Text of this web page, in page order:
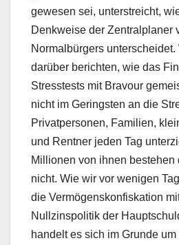
gewesen sei, unterstreicht,
Denkweise der Zentralplaner
Normalbürgers
darüber berichten, wie das
Stresstests mit Bravour
nicht im Geringsten an die
Privatpersonen, Familien,
und Rentner jeden Tag
Millionen von ihnen bestehen
nicht. Wie wir vor wenigen
die Vermögenskonfiskation
Nullzinspolitik der
handelt es sich im Grunde